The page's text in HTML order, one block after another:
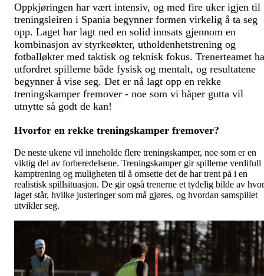
Oppkjøringen har vært intensiv, og med fire uker igjen til
treningsleiren i Spania begynner formen virkelig å ta seg
opp. Laget har lagt ned en solid innsats gjennom en
kombinasjon av styrkeøkter, utholdenhetstrening og
fotballøkter med taktisk og teknisk fokus. Trenerteamet
utfordret spillerne både fysisk og mentalt, og resultatene
begynner å vise seg. Det er nå lagt opp en rekke
treningskamper fremover - noe som vi håper gutta vil
utnytte så godt de kan!
Hvorfor en rekke treningskamper fremover?
De neste ukene vil inneholde flere treningskamper, noe som er en
viktig del av forberedelsene. Treningskamper gir spillerne verdifull
kamptrening og muligheten til å omsette det de har trent på i en
realistisk spillsituasjon. De gir også trenerne et tydelig bilde av hvor
laget står, hvilke justeringer som må gjøres, og hvordan samspillet
utvikler seg.